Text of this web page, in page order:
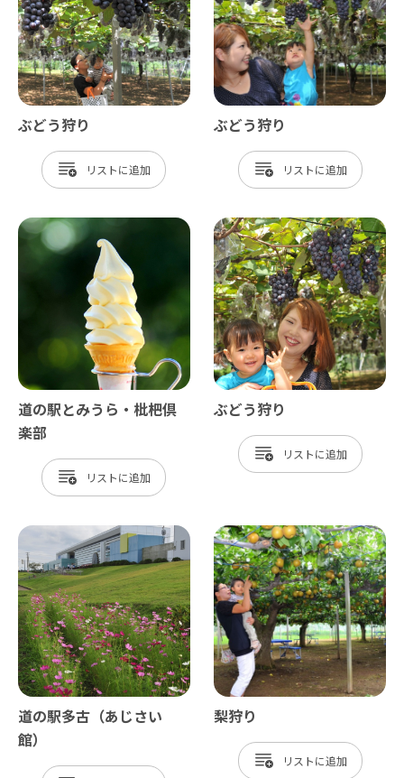
ぶどう狩り
リスト
ぶどう狩り
リスト
道の駅とみうら・枇杷倶
楽部
リスト
ぶどう狩り
リスト
道の駅多古（あじさい
館）
梨狩り
リスト